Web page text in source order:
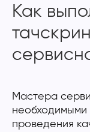
Как
Мастера
необходимыми
проведения